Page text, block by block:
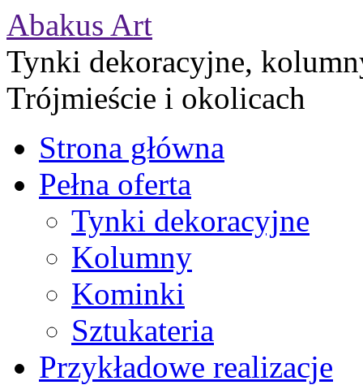
Abakus Art
Tynki dekoracyjne,
Trójmieście i okolicach
Strona główna
Pełna oferta
Tynki dekoracyjne
Kolumny
Kominki
Sztukateria
Przykładowe realizacje